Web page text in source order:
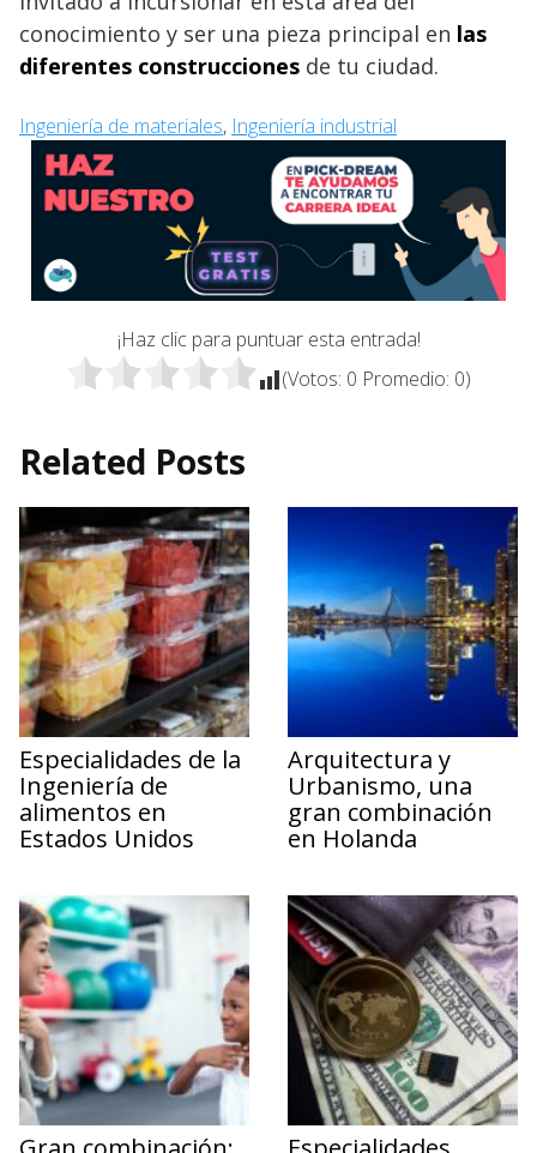
conocimiento y ser una pieza principal en las
diferentes construcciones de tu ciudad.
Ingeniería de materiales, Ingeniería industrial
¡Haz clic para puntuar esta entrada!
(Votos: 0 Promedio: 0)
Related Posts
Especialidades de la
Ingeniería de
alimentos en
Estados Unidos
Arquitectura y
Urbanismo, una
gran combinación
en Holanda